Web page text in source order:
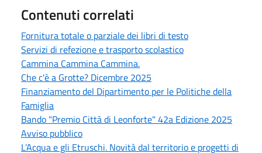
Contenuti correlati
Fornitura totale o parziale dei libri di testo
Servizi di refezione e trasporto scolastico
Cammina Cammina Cammina.
Che c'è a Grotte? Dicembre 2025
Finanziamento del Dipartimento per le Politiche della
Famiglia
Bando "Premio Città di Leonforte" 42a Edizione 2025
Avviso pubblico
L’Acqua e gli Etruschi. Novità dal territorio e progetti di